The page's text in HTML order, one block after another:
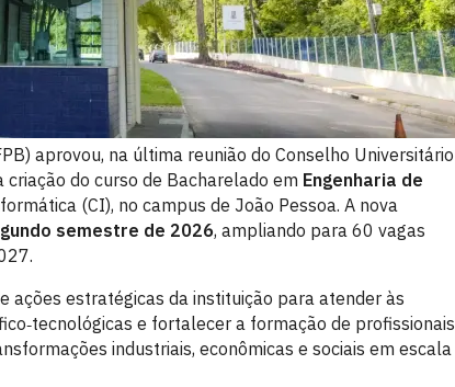
aprovou, na última reunião do Conselho Universitário
criação do curso de Bacharelado em Engenharia de
(CI), no campus de João Pessoa. A nova
semestre de 2026, ampliando para 60 vagas
ações estratégicas da instituição para atender às
e fortalecer a formação de profissionais
industriais, econômicas e sociais em escala